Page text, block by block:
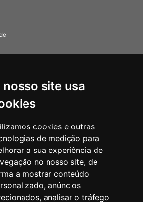
nosso site usa
cookies e outras
de medição para
a sua experiência de
no nosso site, de
a mostrar conteúdo
anúncios
analisar o tráfego